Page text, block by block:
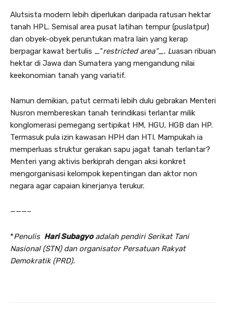
Alutsista modern lebih diperlukan daripada ratusan hektar
tanah HPL. Semisal area pusat latihan tempur (puslatpur)
dan obyek-obyek peruntukan matra lain yang kerap
berpagar kawat bertulis _“restricted area”_. Luasan ribuan
hektar di Jawa dan Sumatera yang mengandung nilai
keekonomian tanah yang variatif.
Namun demikian, patut cermati lebih dulu gebrakan Menteri
Nusron membereskan tanah terindikasi terlantar milik
konglomerasi pemegang sertipikat HM, HGU, HGB dan HP.
Termasuk pula izin kawasan HPH dan HTI. Mampukah ia
memperluas struktur gerakan sapu jagat tanah terlantar?
Menteri yang aktivis berkiprah dengan aksi konkret
mengorganisasi kelompok kepentingan dan aktor non
negara agar capaian kinerjanya terukur.
———–
*Penulis Hari Subagyoadalah pendiri Serikat Tani
Nasional (STN) dan organisator Persatuan Rakyat
Demokratik (PRD).